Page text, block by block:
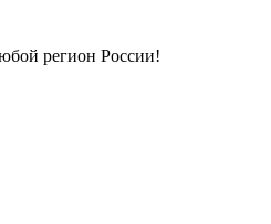
регион России!